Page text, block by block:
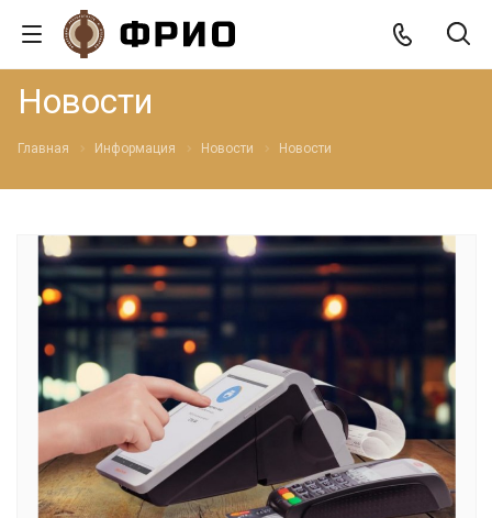
Новости
Главная Информация Новости Новости